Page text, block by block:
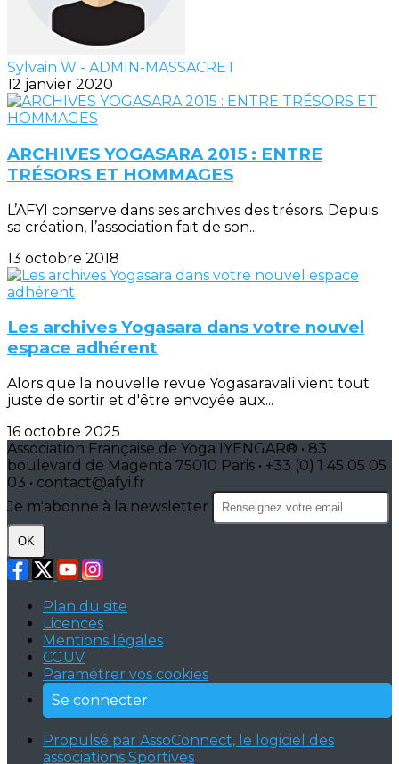
Sylvain W - ADMIN-MASSACRET
12 janvier 2020
ARCHIVES YOGASARA 2015 : ENTRE
TRÉSORS ET HOMMAGES
L’AFYI conserve dans ses archives des trésors. Depuis
sa création, l’association fait de son...
13 octobre 2018
Les archives Yogasara dans votre nouvel
espace adhérent
Alors que la nouvelle revue Yogasaravali vient tout
juste de sortir et d'être envoyée aux...
16 octobre 2025
Association Française de Yoga IYENGAR® • 83
boulevard de Magenta 75010 Paris • +33 (0) 1 45 05 05
03 • contact@afyi.fr
Je m'abonne à la newsletter
OK
Plan du site
Licences
Mentions légales
CGUV
Paramétrer vos cookies
Se connecter
Propulsé par AssoConnect, le logiciel des
associations Sportives